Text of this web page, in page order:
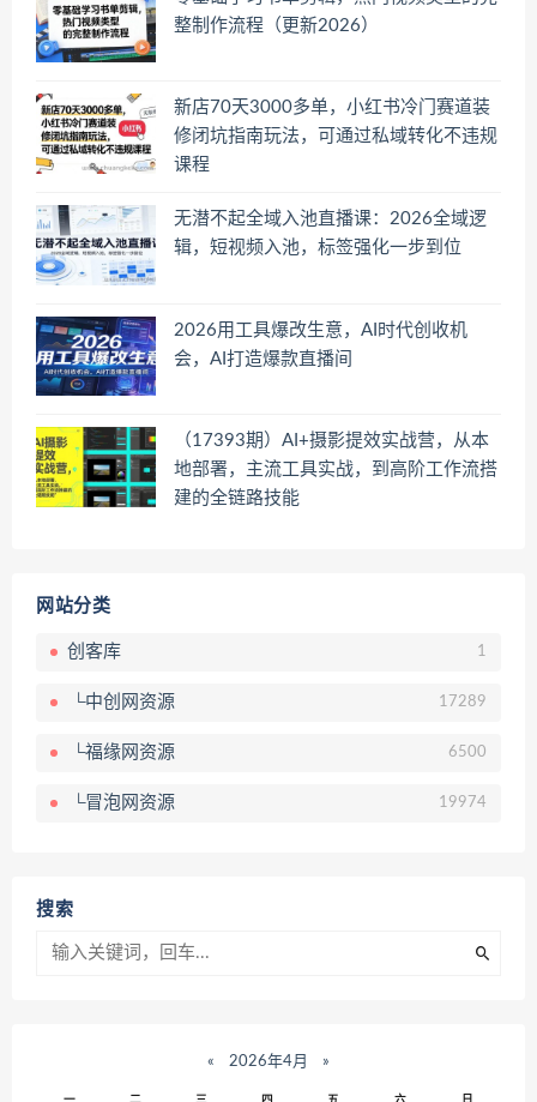
整制作流程（更新2026）
新店70天3000多单，小红书冷门赛道装
修闭坑指南玩法，可通过私域转化不违规
课程
无潜不起全域入池直播课：2026全域逻
辑，短视频入池，标签强化一步到位
2026用工具爆改生意，AI时代创收机
会，AI打造爆款直播间
（17393期）AI+摄影提效实战营，从本
地部署，主流工具实战，到高阶工作流搭
建的全链路技能
网站分类
创客库 1
└中创网资源 17289
└福缘网资源 6500
└冒泡网资源 19974
搜索
« 2026年4月 »
一 二 三 四 五 六 日